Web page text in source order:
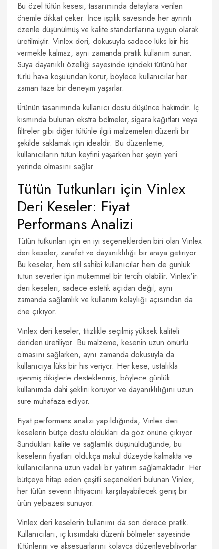
Bu özel tütün kesesi, tasarımında detaylara verilen
önemle dikkat çeker. İnce işçilik sayesinde her ayrıntı
özenle düşünülmüş ve kalite standartlarına uygun olarak
üretilmiştir. Vinlex deri, dokusuyla sadece lüks bir his
vermekle kalmaz, aynı zamanda pratik kullanım sunar.
Suya dayanıklı özelliği sayesinde içindeki tütünü her
türlü hava koşulundan korur, böylece kullanıcılar her
zaman taze bir deneyim yaşarlar.
Ürünün tasarımında kullanıcı dostu düşünce hakimdir. İç
kısmında bulunan ekstra bölmeler, sigara kağıtları veya
filtreler gibi diğer tütünle ilgili malzemeleri düzenli bir
şekilde saklamak için idealdir. Bu düzenleme,
kullanıcıların tütün keyfini yaşarken her şeyin yerli
yerinde olmasını sağlar.
Tütün Tutkunları için Vinlex
Deri Keseler: Fiyat
Performans Analizi
Tütün tutkunları için en iyi seçeneklerden biri olan Vinlex
deri keseler, zarafet ve dayanıklılığı bir araya getiriyor.
Bu keseler, hem stil sahibi kullanıcılar hem de günlük
tütün severler için mükemmel bir tercih olabilir. Vinlex'in
deri keseleri, sadece estetik açıdan değil, aynı
zamanda sağlamlık ve kullanım kolaylığı açısından da
öne çıkıyor.
Vinlex deri keseler, titizlikle seçilmiş yüksek kaliteli
deriden üretiliyor. Bu malzeme, kesenin uzun ömürlü
olmasını sağlarken, aynı zamanda dokusuyla da
kullanıcıya lüks bir his veriyor. Her kese, ustalıkla
işlenmiş dikişlerle desteklenmiş, böylece günlük
kullanımda dahi şeklini koruyor ve dayanıklılığını uzun
süre muhafaza ediyor.
Fiyat performans analizi yapıldığında, Vinlex deri
keselerin bütçe dostu oldukları da göz önüne çıkıyor.
Sundukları kalite ve sağlamlık düşünüldüğünde, bu
keselerin fiyatları oldukça makul düzeyde kalmakta ve
kullanıcılarına uzun vadeli bir yatırım sağlamaktadır. Her
bütçeye hitap eden çeşitli seçenekleri bulunan Vinlex,
her tütün severin ihtiyacını karşılayabilecek geniş bir
ürün yelpazesi sunuyor.
Vinlex deri keselerin kullanımı da son derece pratik.
Kullanıcıları, iç kısımdaki düzenli bölmeler sayesinde
tütünlerini ve aksesuarlarını kolayca düzenleyebiliyorlar.